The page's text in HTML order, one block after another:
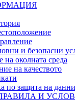
и безопасни
на околната среда
на качеството
по защита на
И